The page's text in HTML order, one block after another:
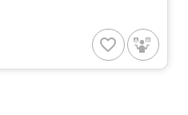
favorite_border